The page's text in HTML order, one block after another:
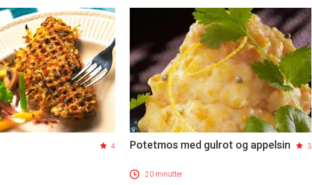
4 Potetmos med gulrot og appelsin 3
20 minutter